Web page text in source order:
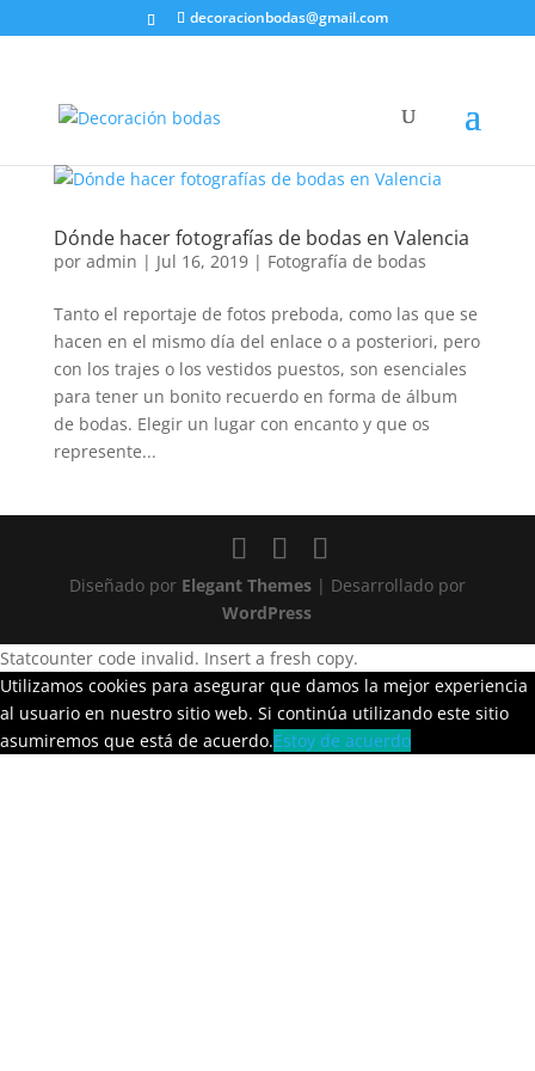
decoracionbodas@gmail.com
Dónde hacer fotografías de bodas en Valencia
por admin | Jul 16, 2019| Fotografía de bodas
Tanto el reportaje de fotos preboda, como las que se
hacen en el mismo día del enlace o a posteriori, pero
con los trajes o los vestidos puestos, son esenciales
para tener un bonito recuerdo en forma de álbum
de bodas. Elegir un lugar con encanto y que os
represente...
Diseñado por Elegant Themes| Desarrollado por
WordPress
Statcounter code invalid. Insert a fresh copy.
Utilizamos cookies para asegurar que damos la mejor experiencia
al usuario en nuestro sitio web. Si continúa utilizando este sitio
asumiremos que está de acuerdo.Estoy de acuerdo